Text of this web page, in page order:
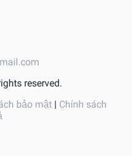
reserved.
bảo mật | Chính sách